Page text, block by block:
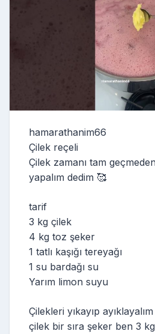
hamarathanim66
Çilek reçeli
Çilek zamanı tam
yapalım dedim 🥰
tarif
3 kg çilek
4 kg toz şeker
1 tatlı kaşığı tereyağı
1 su bardağı su
Yarım limon suyu
Çilekleri yıkayıp
çilek bir sıra şeker ben 3